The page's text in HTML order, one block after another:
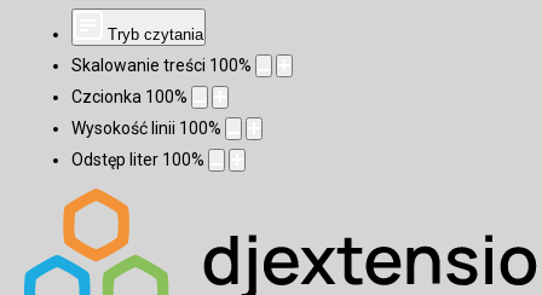
Tryb czytania
Skalowanie treści 100%
Czcionka 100%
Wysokość linii 100%
Odstęp liter 100%